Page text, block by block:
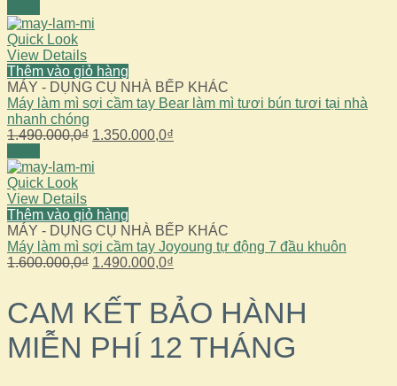
là:
Quick Look
View Details
Thêm vào giỏ hàng
MÁY - DỤNG CỤ NHÀ BẾP KHÁC
Máy làm mì sợi cầm tay Bear làm mì tươi bún tươi tại nhà
nhanh chóng
1.490.000,0₫ Giá
là:
1.350.000,0₫
Quick Look
View Details
Thêm vào giỏ hàng
MÁY - DỤNG CỤ NHÀ BẾP KHÁC
Máy làm mì sợi cầm tay Joyoung tự động 7 đầu khuôn
1.600.000,0₫ Giá
1.600.000,0₫.
1.490.000,0₫
tại
là:
1.490.000,0₫.
CAM KẾT BẢO HÀNH
MIỄN PHÍ 12 THÁNG